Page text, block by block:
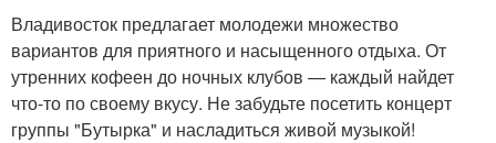
Владивосток предлагает молодежи множество
вариантов для приятного и насыщенного отдыха. От
утренних кофеен до ночных клубов — каждый найдет
что-то по своему вкусу. Не забудьте посетить концерт
группы "Бутырка" и насладиться живой музыкой!